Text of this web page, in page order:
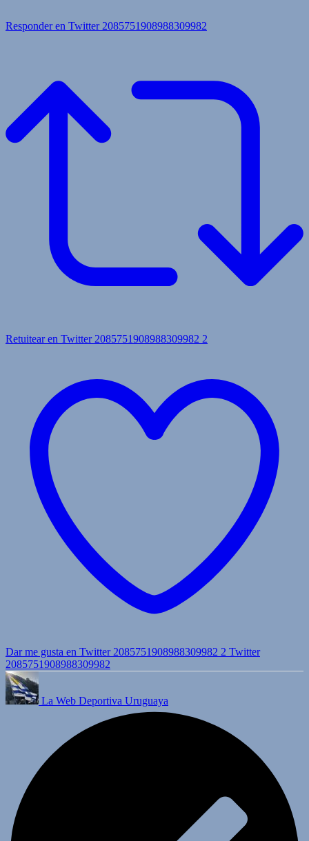
Responder en Twitter 2085751908988309982
Retuitear en Twitter 2085751908988309982 2
Dar me gusta en Twitter 2085751908988309982 2 Twitter
2085751908988309982
La Web Deportiva Uruguaya